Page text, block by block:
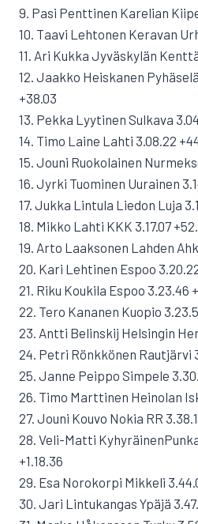
9. Pasi Penttinen Karelian
10. Taavi Lehtonen Keravan
11. Ari Kukka Jyväskylän
12. Jaakko Heiskanen
+38.03
13. Pekka Lyytinen Sulkava
14. Timo Laine Lahti 3.08.22
15. Jouni Ruokolainen
16. Jyrki Tuominen Uurainen
17. Jukka Lintula Liedon Luja
18. Mikko Lahti KKK 3.17.07
19. Arto Laaksonen Lahden
20. Kari Lehtinen Espoo 3.20.22
21. Riku Koukila Espoo 3.23.46
22. Tero Kananen Kuopio
23. Antti Belinskij Helsingin
24. Petri Rönkkönen Rautjärvi
25. Janne Peippo Simpele
26. Timo Marttinen Heinolan
27. Jouni Kouvo Nokia RR
28. Veli-Matti
+1.18.36
29. Esa Norokorpi Mikkeli
30. Jari Lintukangas Ypäjä